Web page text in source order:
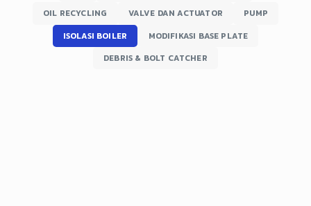
OIL RECYCLING
VALVE DAN ACTUATOR
PUMP
ISOLASI BOILER
MODIFIKASI BASE PLATE
DEBRIS & BOLT CATCHER